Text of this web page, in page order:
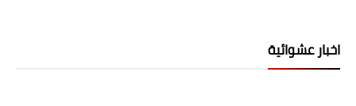
اخبار عشوائية